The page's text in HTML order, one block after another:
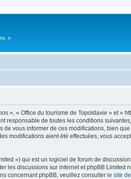
»
», « Office du tourisme de Topoldavie » et «
responsable de toutes les conditions
vous informer de ces modifications, bien
modifications aient été effectuées, vous
») qui est un logiciel de forum de
les discussions sur internet et phpBB Limited
concernant phpBB, veuillez consulter le site